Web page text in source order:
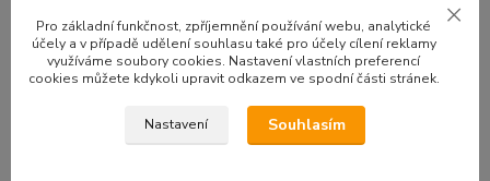
Pro základní funkčnost, zpříjemnění používání webu, analytické
účely a v případě udělení souhlasu také pro účely cílení reklamy
využíváme soubory cookies. Nastavení vlastních preferencí
cookies můžete kdykoli upravit odkazem ve spodní části stránek.
Nastavení Souhlasím